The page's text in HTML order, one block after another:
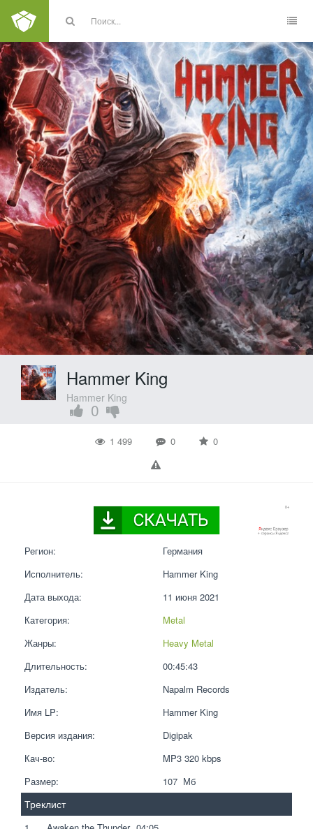
Hammer King
Hammer King
0
1 499 0 0
Регион:
Германия
Исполнитель:
Hammer King
Дата выхода:
11 июня 2021
Категория:
Metal
Жанры:
Heavy Metal
Длительность:
00:45:43
Издатель:
Napalm Records
Имя LP:
Hammer King
Версия издания:
Digipak
Кач-во:
MP3 320 kbps
Размер:
107  Мб
Треклист